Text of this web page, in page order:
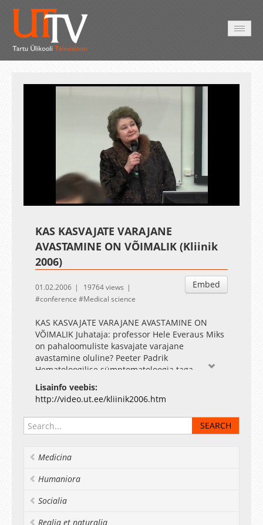
Unmute Loaded
95.24%
Esituskiirused
Auto
KAS KASVAJATE VARAJANE
AVASTAMINE ON VÕIMALIK (Kliinik
2006)
Embed
01.02.2006
19764 views
conference
Medical science
KAS KASVAJATE VARAJANE AVASTAMINE ON
VÕIMALIK Juhataja: professor Hele Everaus Miks
on pahaloomuliste kasvajate varajane
avastamine oluline? Peeter Padrik
Hematoloogilise sümptomatoloogia taga
peituvad kasvajad - Hele Everaus Jämesoolevähi
õigeaegse avastamise võimalused - Rait Labotkin
Endoskoopiline limaskesta resektsioon varase
maovähi ravis Jaan Soplepmann Vahimees-
lümfisõlme biopsia - melanoomi metastaaside
Munasarjavähi kliiniline pilt ja
diferentsiaaldiagnostika - Arno Uppin
Emakakaelavähi varajane avastamine - Inga
- Jaak Lehtsaar Pärilikkus ja kasvajad - Hele
Lisainfo veebis:
http://video.ut.ee/kliinik2006.htm
Medicina
Humaniora
Socialia
Realia et naturalia